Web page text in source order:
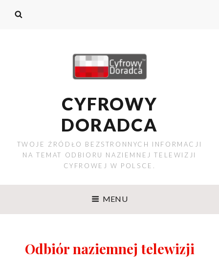
CYFROWY
DORADCA
TWOJE ŹRÓDŁO BEZSTRONNYCH INFORMACJI
NA TEMAT ODBIORU NAZIEMNEJ TELEWIZJI
CYFROWEJ W POLSCE.
MENU
Odbiór naziemnej telewizji